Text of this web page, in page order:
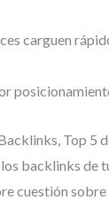
carguen
Top 5
backlinks de
sobre